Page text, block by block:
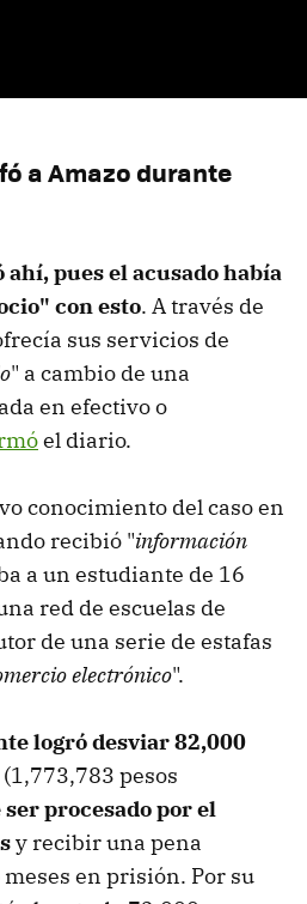
a Amazo durante
pues el acusado había
con esto. A través de
sus servicios de
" a cambio de una
en efectivo o
el diario.
conocimiento del caso en
recibió "información
a un estudiante de 16
red de escuelas de
de una serie de estafas
electrónico".
logró desviar 82,000
(1,773,783 pesos
ser procesado por el
y recibir una pena
en prisión. Por su